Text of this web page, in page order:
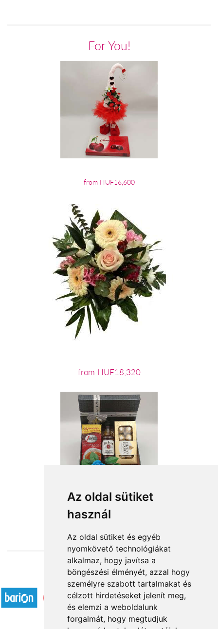
Az oldal sütiket
használ
Az oldal sütiket és egyéb
nyomkövető technológiákat
alkalmaz, hogy javítsa a
böngészési élményét, azzal hogy
személyre szabott tartalmakat és
célzott hirdetéseket jelenít meg,
és elemzi a weboldalunk
forgalmát, hogy megtudjuk
For You!
from HUF16,600
from HUF18,320
from HUF19,480
Accepted payment methods